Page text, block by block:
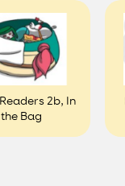
2b, In
the Bag